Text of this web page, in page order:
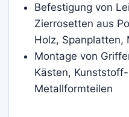
Befestigung von
Zierrosetten aus
Holz, Spanplatten,
Montage von
Kästen,
Metallformteilen